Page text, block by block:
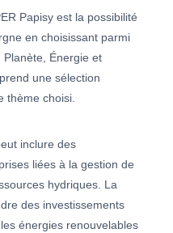
Papisy est la possibilité
en choisissant parmi
Planète, Énergie et
une sélection
thème choisi.
inclure des
liées à la gestion de
hydriques. La
des investissements
énergies renouvelables